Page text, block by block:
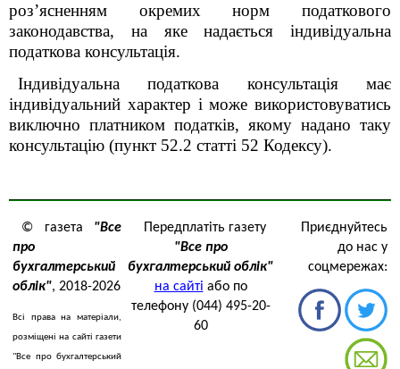
роз’ясненням окремих норм податкового
законодавства, на яке надається індивідуальна
податкова консультація.
Індивідуальна податкова консультація має
індивідуальний характер і може використовуватись
виключно платником податків, якому надано таку
консультацію (пункт 52.2 статті 52 Кодексу).
© газета "Все
про
бухгалтерський
облік", 2018-2026
Всі права на матеріали,
розміщені на сайті газети
"Все про бухгалтерський
Передплатіть газету
"Все про
бухгалтерський облік"
на сайті або по
телефону (044) 495-20-
60
Приєднуйтесь
до нас у
соцмережах: